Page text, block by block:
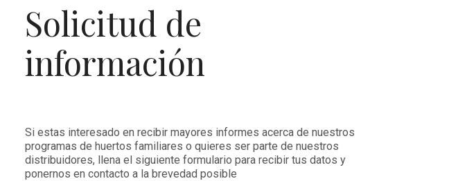
Solicitud de
información
Si estas interesado en recibir mayores informes acerca de nuestros
programas de huertos familiares o quieres ser parte de nuestros
distribuidores, llena el siguiente formulario para recibir tus datos y
ponernos en contacto a la brevedad posible